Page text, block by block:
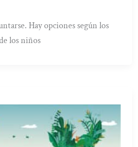
Hay opciones según los
los niños